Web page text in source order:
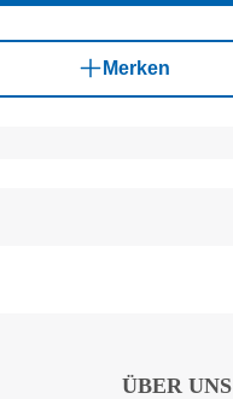
Merken
ÜBER UNS